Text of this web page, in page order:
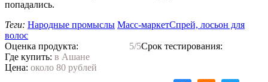
попадались.
Теги: Народные промыслы Масс-маркетСпрей, лосьон для
волос
Оценка продукта:
5/5Срок тестирования:
Где купить: в Ашане
Цена: около 80 рублей